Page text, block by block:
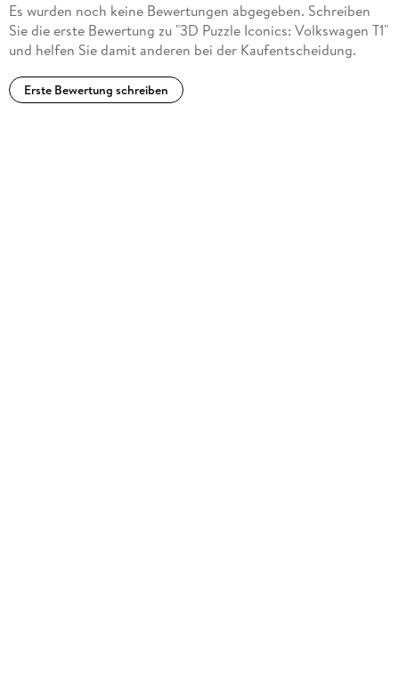
Es wurden noch keine Bewertungen abgegeben. Schreiben
Sie die erste Bewertung zu "3D Puzzle Iconics: Volkswagen T1"
und helfen Sie damit anderen bei der Kaufentscheidung.
Erste Bewertung schreiben